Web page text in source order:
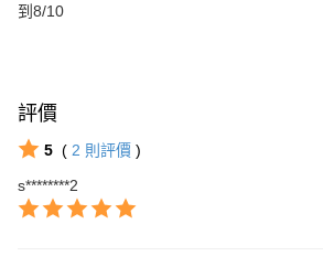
到8/10
評價
5 ( 2 則評價 )
s********2